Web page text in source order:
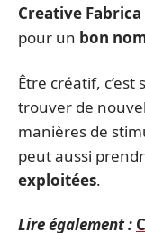
Creative Fabrica
pour un bon
Être créatif, c’est
trouver de
manières de
peut aussi
exploitées.
Lire également :